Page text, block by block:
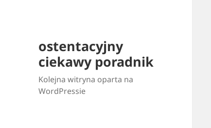
ostentacyjny
ciekawy poradnik
Kolejna witryna oparta na
WordPressie